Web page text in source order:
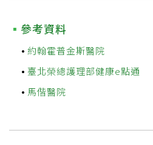
參考資料
約翰霍普金斯醫院
臺北榮總護理部健康e點通
馬偕醫院